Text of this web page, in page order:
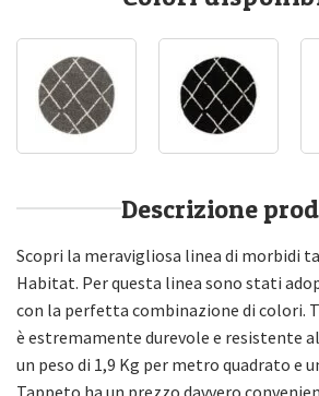
Descrizione
Scopri la meravigliosa linea di morbidi
Habitat. Per questa linea sono stati
con la perfetta combinazione di colori.
è estremamente durevole e resistente
un peso di 1,9 Kg per metro quadrato e
Tappeto ha un prezzo davvero